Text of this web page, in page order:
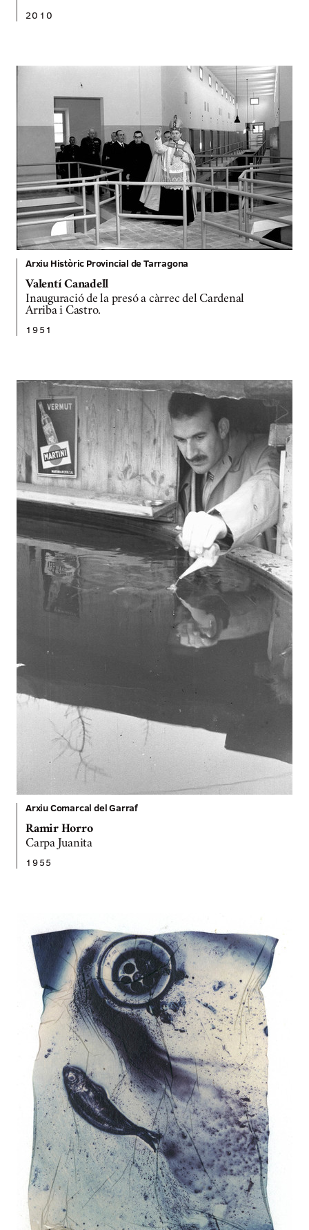
2010
Arxiu Històric Provincial de Tarragona
Valentí Canadell
Inauguració de la presó a càrrec del Cardenal
Arriba i Castro.
1951
Arxiu Comarcal del Garraf
Ramir Horro
Carpa Juanita
1955